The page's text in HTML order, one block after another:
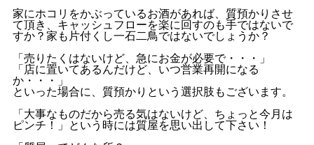
家にホコリをかぶっているお酒があれば、質預かりさせ
て頂き、キャッシュフローを楽に回すのも手ではないで
すか？家も片付くし一石二鳥ではないでしょうか？
「売りたくはないけど、急にお金が必要で・・・」
「店に置いてあるんだけど、いつ営業再開になる
か・・・」
といった場合に、質預かりという選択肢もございます。
「大事なものだから売る気はないけど、ちょっと今月は
ピンチ！」という時には質屋を思い出して下さい！